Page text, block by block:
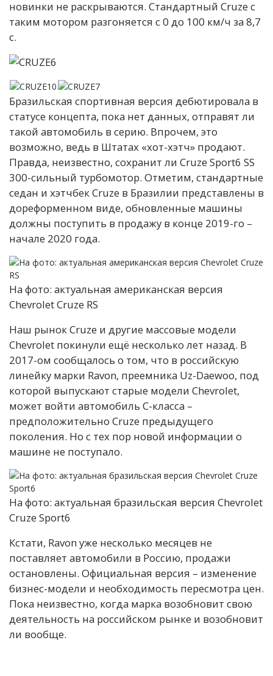
новинки не раскрываются. Стандартный Cruze с
таким мотором разгоняется с 0 до 100 км/ч за 8,7
с.
Бразильская спортивная версия дебютировала в
статусе концепта, пока нет данных, отправят ли
такой автомобиль в серию. Впрочем, это
возможно, ведь в Штатах «хот-хэтч» продают.
Правда, неизвестно, сохранит ли Cruze Sport6 SS
300-сильный турбомотор. Отметим, стандартные
седан и хэтчбек Cruze в Бразилии представлены в
дореформенном виде, обновленные машины
должны поступить в продажу в конце 2019-го –
начале 2020 года.
На фото: актуальная американская версия
Chevrolet Cruze RS
Наш рынок Cruze и другие массовые модели
Chevrolet покинули ещё несколько лет назад. В
2017-ом сообщалось о том, что в российскую
линейку марки Ravon, преемника Uz-Daewoo, под
которой выпускают старые модели Chevrolet,
может войти автомобиль С-класса –
предположительно Cruze предыдущего
поколения. Но с тех пор новой информации о
машине не поступало.
На фото: актуальная бразильская версия Chevrolet
Cruze Sport6
Кстати, Ravon уже несколько месяцев не
поставляет автомобили в Россию, продажи
остановлены. Официальная версия – изменение
бизнес-модели и необходимость пересмотра цен.
Пока неизвестно, когда марка возобновит свою
деятельность на российском рынке и возобновит
ли вообще.